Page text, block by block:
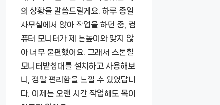
의 상황을 말씀드릴게요. 하루 종일
사무실에서 앉아 작업을 하던 중, 컴
퓨터 모니터가 제 눈높이와 맞지 않
아 너무 불편했어요. 그래서 스톤힐
모니터받침대를 설치하고 사용해보
니, 정말 편리함을 느낄 수 있었답니
다. 이제는 오랜 시간 작업해도 목이